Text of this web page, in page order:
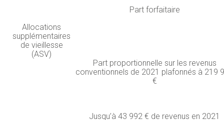
Allocations
supplémentaires
de vieillesse
(ASV)
Part forfaitaire
Part proportionnelle sur les revenus
conventionnels de 2021 plafonnés à 219
€
Jusqu’à 43 992 € de revenus en 2021